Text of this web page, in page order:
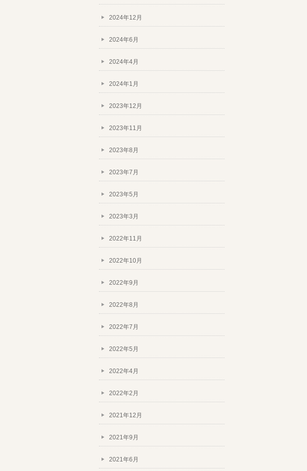
2024年12月
2024年6月
2024年4月
2024年1月
2023年12月
2023年11月
2023年8月
2023年7月
2023年5月
2023年3月
2022年11月
2022年10月
2022年9月
2022年8月
2022年7月
2022年5月
2022年4月
2022年2月
2021年12月
2021年9月
2021年6月